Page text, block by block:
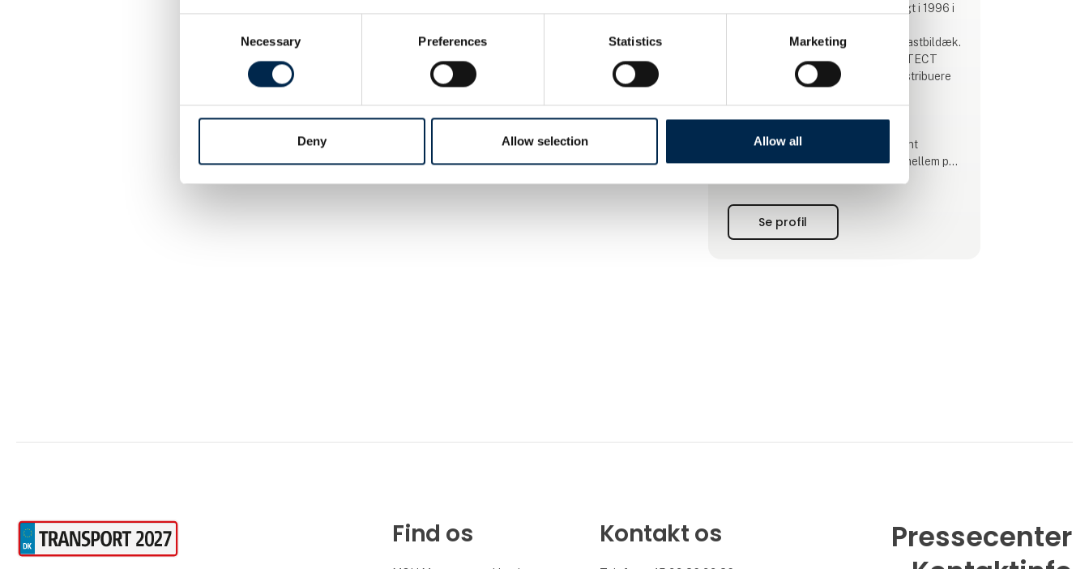
Necessary Preferences Statistics Marketing
Deny Allow selection Allow all
PGL PROTECT d.o.o. blev grundlagt i 1996 i
udelukkende var regummiering af lastbildæk.
Efter markedets krav har PGL PROTECT
d.o.o. er begyndt at importere og distribuere
Dækkene fra vores produktsortiment
repræsenterer det bedste forhold mellem pris
og kvalitet, der opfylder vores kunders behov.
I 2008, på grund af behovet for at udvide sin
forretning og øge produktionen, flyttede
Se profil
Find os Kontakt os
Pressecenter